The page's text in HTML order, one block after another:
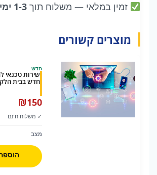
זמין במלאי — משלוח תוך1-3 ימי עסקים
מוצרים קשורים
חדש
שירות
חדש בבית
₪150
✓ משלוח חינם
מצב